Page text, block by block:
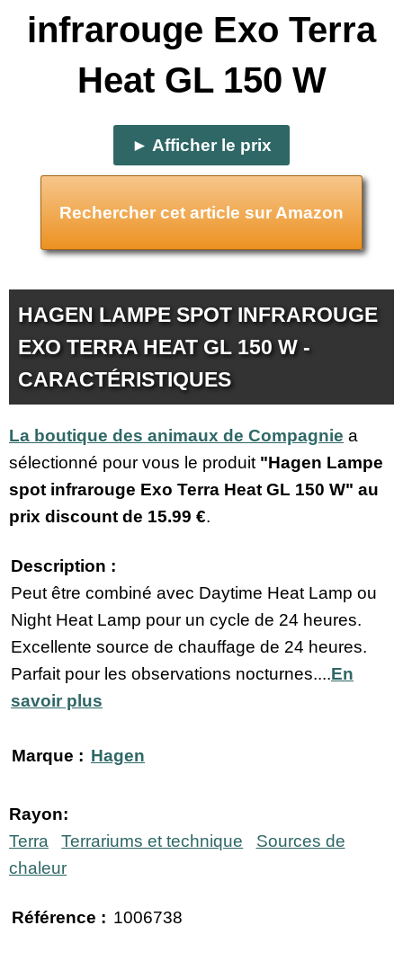
infrarouge Exo Terra
Heat GL 150 W
► Afficher le prix
Rechercher cet article sur Amazon
HAGEN LAMPE SPOT INFRAROUGE
EXO TERRA HEAT GL 150 W -
CARACTÉRISTIQUES
La boutique des animaux de Compagnie a
sélectionné pour vous le produit "Hagen Lampe
spot infrarouge Exo Terra Heat GL 150 W" au
prix discount de 15.99 €.
Description :
Peut être combiné avec Daytime Heat Lamp ou
Night Heat Lamp pour un cycle de 24 heures.
Excellente source de chauffage de 24 heures.
Parfait pour les observations nocturnes....En
savoir plus
Marque : Hagen
Rayon:
Terra
Terrariums et technique
Sources de
chaleur
Référence : 1006738